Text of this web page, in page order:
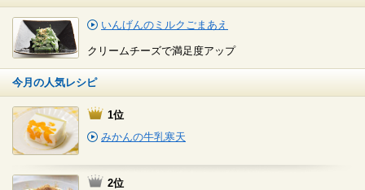
いんげんのミルクごまあえ
クリームチーズで満足度アップ
今月の人気レシピ
1位
みかんの牛乳寒天
2位